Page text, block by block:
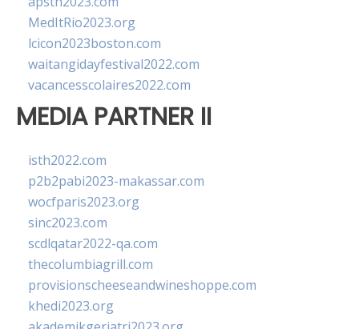
MedItRio2023.org
lcicon2023boston.com
waitangidayfestival2022.com
vacancesscolaires2022.com
MEDIA PARTNER II
isth2022.com
p2b2pabi2023-makassar.com
wocfparis2023.org
sinc2023.com
scdlqatar2022-qa.com
thecolumbiagrill.com
provisionscheeseandwineshoppe.com
khedi2023.org